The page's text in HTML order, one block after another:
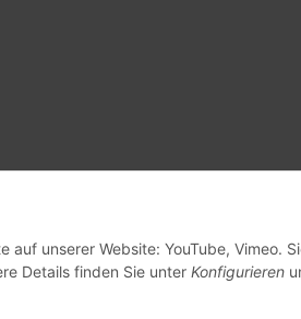
auf unserer Website: YouTube, Vimeo.
Details finden Sie unter Konfigurieren